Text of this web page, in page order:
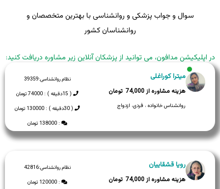
سوال و جواب پزشکی و روانشناسی با بهترین متخصصان و
روانشناسان کشور
در اپلیکیشن مدافون، می توانید از پزشکان آنلاین زیر مشاوره دریافت کنید:
نظام روانشناسی:39359
( 15دقیقه ) : 74000 تومان
( 30دقیقه ) : 130000 تومان
: 138000 تومان
میترا کوراغلی
74,000
روانشناس خانواده ، فردی، ازدواج
نظام روانشناسی:42816
: 120000 تومان
رویا قشقاییان
74,000